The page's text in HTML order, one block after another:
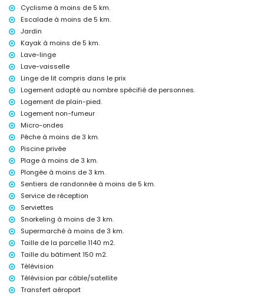
aspirateur et fer et planche à repasser
linge de lit et serviettes
chauffage à air et climatisation
Installations et services à supplément
service aéroport
lit supplémentaire et lit/berceau pour enfants (sur demande)
Divertissements et activités de loisirs pour vos vacances à Jávea,
Costa Blanca
discothèque, bar, promenade (El Arenal et Jávea) (à moins de 5
Sites et culture à Jávea, Costa Blanca
musée (Histórico de Jávea, Jávea), église (Virgen de Loreto, Puerto,
Jávea), ruine (Molinos de Viento, Jávea), monument (Pueblo de Jávea,
Jávea), bâtiment architectural (Pueblo de Jávea, Jávea), lieu
historique (Pueblo de Jávea et Jávea) (à moins de 10 kilomètres de
l'hébergement)
moins de 25 kilomètres de l'hébergement)
Sports
tennis, randonnée, VTT, cyclisme, escalade, canoë, kayak, pêche,
plongée et snorkeling (à moins de 5 kilomètres de la villa)
golf (Club de Golf, Jávea) et équitation (à moins de 10 kilomètres de
la villa)
Cyclisme à moins de 5 km.
Escalade à moins de 5 km.
Jardin
Kayak à moins de 5 km.
Lave-linge
Lave-vaisselle
Linge de lit compris dans le prix
Logement adapté au nombre spécifié de personnes.
Logement de plain-pied.
Logement non-fumeur
Micro-ondes
Pêche à moins de 3 km.
Piscine privée
Plage à moins de 3 km.
Plongée à moins de 3 km.
Sentiers de randonnée à moins de 5 km.
Service de réception
Serviettes
Snorkeling à moins de 3 km.
Supermarché à moins de 3 km.
Taille de la parcelle 1140 m2.
Taille du bâtiment 150 m2.
Télévision
Télévision par câble/satellite
Transfert aéroport